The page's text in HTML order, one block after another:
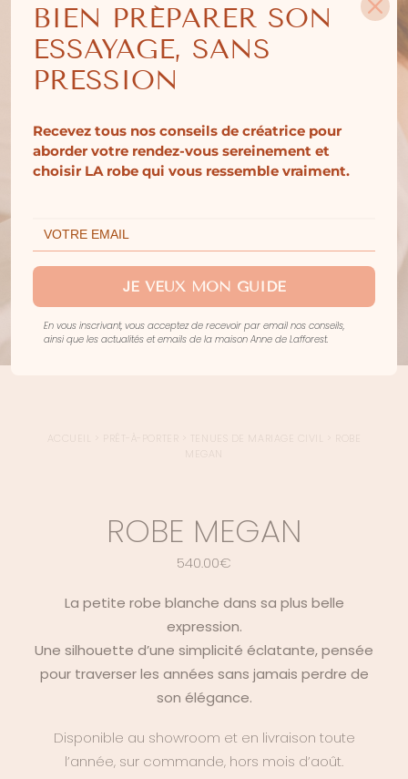
ACCUEIL PRÊT-À-PORTER TENUES DE MARIAGE CIVIL
ROBE
MEGAN
ROBE MEGAN
540.00€
La petite robe blanche dans sa plus belle
expression.
Une silhouette d’une simplicité éclatante, pensée
pour traverser les années sans jamais perdre de
son élégance.
Disponible au showroom et en livraison toute
l’année, sur commande, hors mois d’août.
BIEN PRÉPARER SON
ESSAYAGE, SANS
PRESSION
Recevez tous nos conseils de créatrice pour
aborder votre rendez-vous sereinement et
choisir LA robe qui vous ressemble vraiment.
JE VEUX MON GUIDE
En vous inscrivant, vous acceptez de recevoir par email nos conseils,
ainsi que les actualités et emails de la maison Anne de Lafforest.